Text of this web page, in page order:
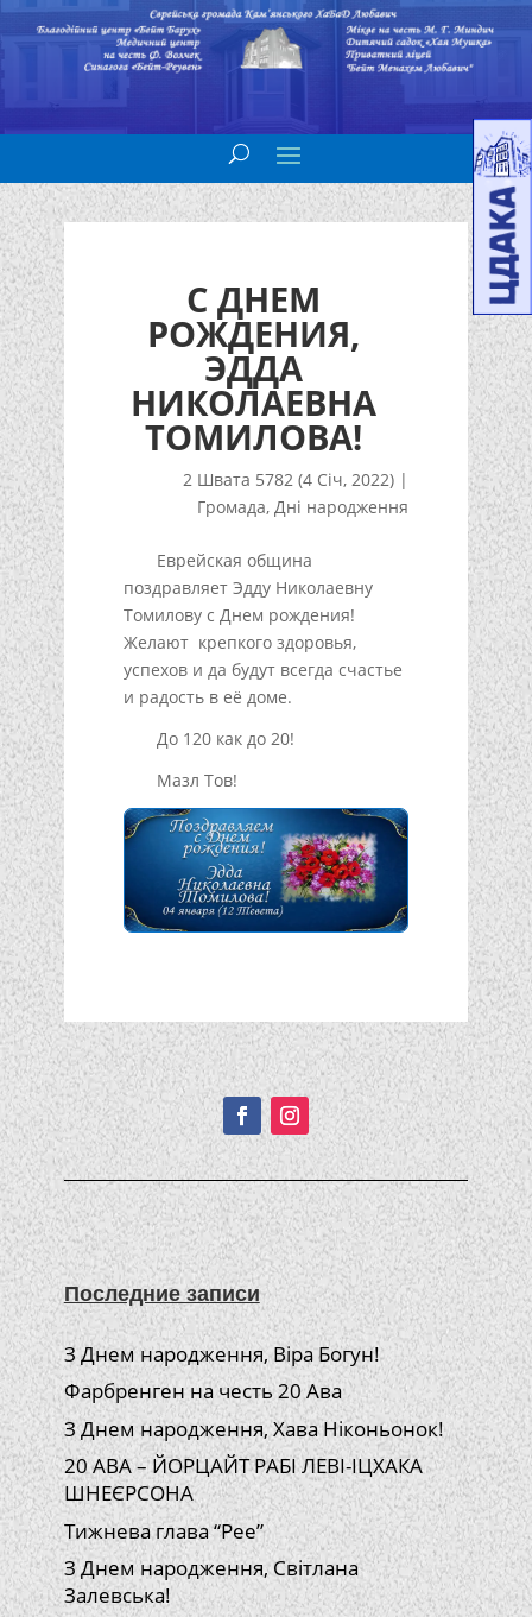
С ДНЕМ
РОЖДЕНИЯ,
ЭДДА
НИКОЛАЕВНА
ТОМИЛОВА!
2 Швата 5782 (4 Січ, 2022) |
Громада,Дні народження
Еврейская община
поздравляет Эдду Николаевну
Томилову с Днем рождения!
Желают крепкого здоровья,
успехов и да будут всегда счастье
и радость в её доме.
До 120 как до 20!
Мазл Тов!
Подписывайтесь!
Последние записи
З Днем народження, Віра Богун!
Фарбренген на честь 20 Ава
З Днем народження, Хава Ніконьонок!
20 АВА – ЙОРЦАЙТ РАБІ ЛЕВІ-ІЦХАКА
ШНЕЄРСОНА
Тижнева глава “Рее”
З Днем народження, Світлана
Залевська!